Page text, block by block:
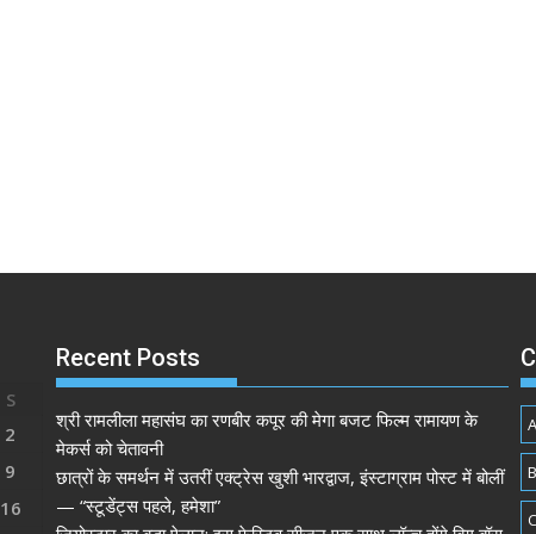
S
2
9
16
Recent Posts
श्री रामलीला महासंघ का रणबीर कपूर की मेगा बजट फिल्म रामायण के
मेकर्स को चेतावनी
छात्रों के समर्थन में उतरीं एक्ट्रेस खुशी भारद्वाज, इंस्टाग्राम पोस्ट में बोलीं
— “स्टूडेंट्स पहले, हमेशा”